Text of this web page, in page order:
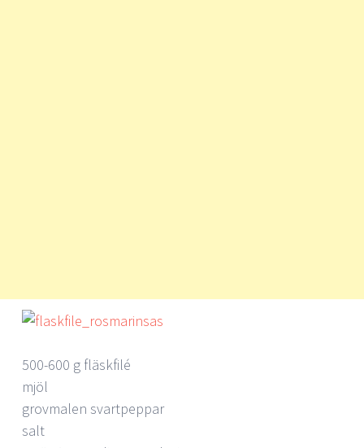
500-600 g fläskfilé
mjöl
grovmalen svartpeppar
salt